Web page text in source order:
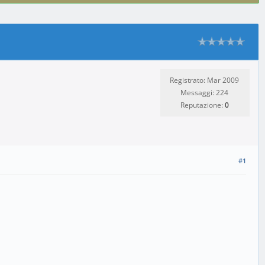
Registrato: Mar 2009
Messaggi: 224
Reputazione: 0
#1